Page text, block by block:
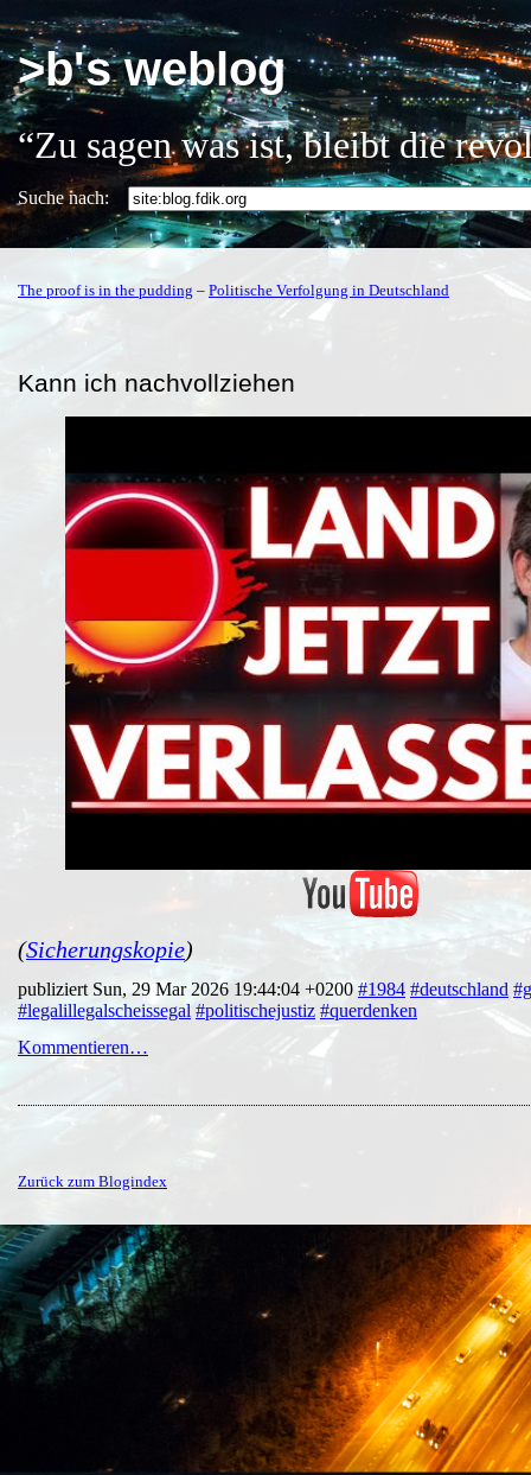
>b's weblog
“Zu sagen was ist, bleibt die
Suche nach:
The proof is in the pudding – Politische Verfolgung in Deutschland
Kann ich nachvollziehen
(Sicherungskopie)
publiziert Sun, 29 Mar 2026 19:44:04 +0200 #1984 #deutschland
#legalillegalscheissegal #politischejustiz #querdenken
Kommentieren…
Zurück zum Blogindex